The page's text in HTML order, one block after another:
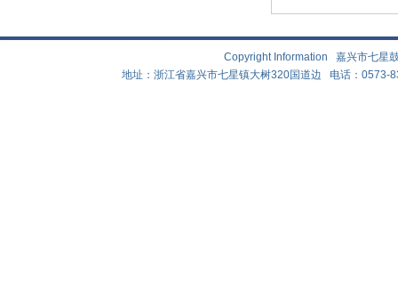
Copyright Information 嘉兴市七
地址：浙江省嘉兴市七星镇大树320国道边 电话：